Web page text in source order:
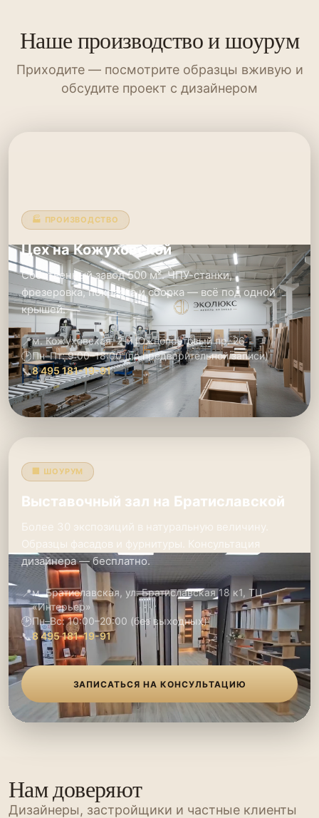
Наше производство и шоурум
Приходите — посмотрите образцы вживую и
обсудите проект с дизайнером
🏭 ПРОИЗВОДСТВО
Цех на Кожуховской
Собственный завод 500 м². ЧПУ-станки,
фрезеровка, покраска и сборка — всё под одной
крышей.
📍м. Кожуховская, 2-й Южнопортовый пр. 26
🕑Пн–Пт: 9:00–18:00 (по предварительной записи)
📞8 495 181-19-91
🏢 ШОУРУМ
Выставочный зал на Братиславской
Более 30 экспозиций в натуральную величину.
Образцы фасадов и фурнитуры. Консультация
дизайнера — бесплатно.
📍м. Братиславская, ул. Братиславская 18 к1, ТЦ
«Интерьер»
🕑Пн–Вс: 10:00–20:00 (без выходных)
📞8 495 181-19-91
ЗАПИСАТЬСЯ НА КОНСУЛЬТАЦИЮ
Нам доверяют
Дизайнеры, застройщики и частные клиенты